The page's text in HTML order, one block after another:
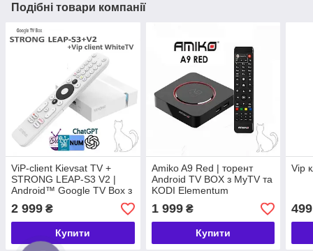
Подібні товари компанії
ViP-client Kievsat TV +
STRONG LEAP-S3 V2 |
Android™ Google TV Box з
сертифікатами та
налаштованим медіа
контентом
2 999 ₴
Купити
Amiko A9 Red | торент
Android TV BOX з MyTV та
KODI Elementum
1 999₴
Купити
Vip
499